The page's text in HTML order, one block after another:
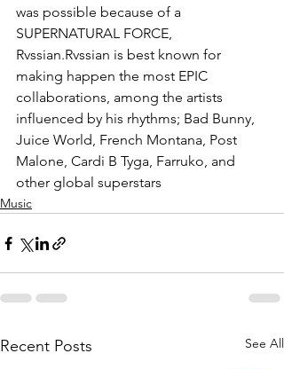
was possible because of a
SUPERNATURAL FORCE,
Rvssian.Rvssian is best known for
making happen the most EPIC
collaborations, among the artists
influenced by his rhythms; Bad Bunny,
Juice World, French Montana, Post
Malone, Cardi B Tyga, Farruko, and
other global superstars
Music
Recent Posts See All